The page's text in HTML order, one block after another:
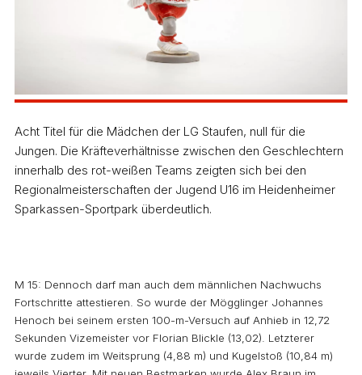
Acht Titel für die Mädchen der LG Staufen, null für die
Jungen. Die Kräfteverhältnisse zwischen den Geschlechtern
innerhalb des rot-weißen Teams zeigten sich bei den
Regionalmeisterschaften der Jugend U16 im Heidenheimer
Sparkassen-Sportpark überdeutlich.
M 15: Dennoch darf man auch dem männlichen Nachwuchs
Fortschritte attestieren. So wurde der Mögglinger Johannes
Henoch bei seinem ersten 100-m-Versuch auf Anhieb in 12,72
Sekunden Vizemeister vor Florian Blickle (13,02). Letzterer
wurde zudem im Weitsprung (4,88 m) und Kugelstoß (10,84 m)